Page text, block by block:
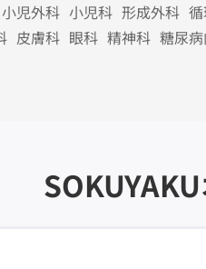
小児外科 小児科 形成外科
皮膚科 眼科 精神科 糖尿
SOKUYAKU